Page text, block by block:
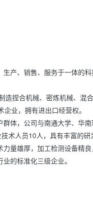
产、销售、服务于一体的
造捏合机械、密炼机械、
业，拥有进出口经营权。
体，公司与南通大学、华
术人员10人，具有丰富的
量雄厚，加工检测设备精
行业的标准化三级企业